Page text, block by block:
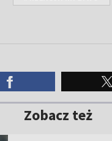
Zobacz też